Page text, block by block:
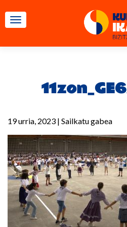
TOGGLE NAVIGATION
19 urria, 2023 | Sailkatu gabea